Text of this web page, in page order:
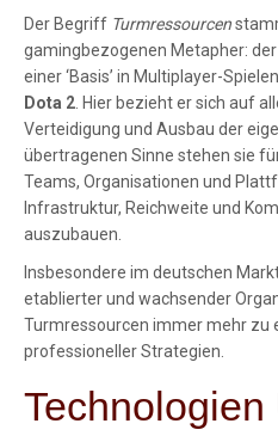
Der Begriff Turmressourcen
gamingbezogenen Metapher:
einer ‘Basis’ in Multiplayer-
Dota 2 . Hier bezieht er sich auf
Verteidigung und Ausbau der
übertragenen Sinne stehen sie
Teams, Organisationen und
Infrastruktur, Reichweite und
auszubauen.
Insbesondere im deutschen
etablierter und wachsender
Turmressourcen immer mehr zu
professioneller Strategien.
Technologien